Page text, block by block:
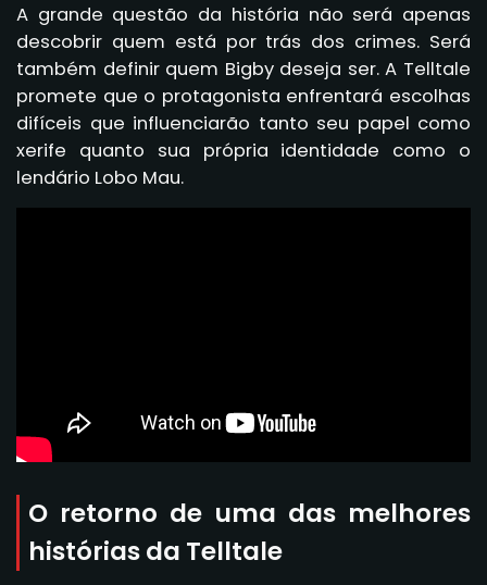
A grande questão da história não será apenas
descobrir quem está por trás dos crimes. Será
também definir quem Bigby deseja ser. A Telltale
promete que o protagonista enfrentará escolhas
difíceis que influenciarão tanto seu papel como
xerife quanto sua própria identidade como o
lendário Lobo Mau.
O retorno de uma das melhores
histórias da Telltale